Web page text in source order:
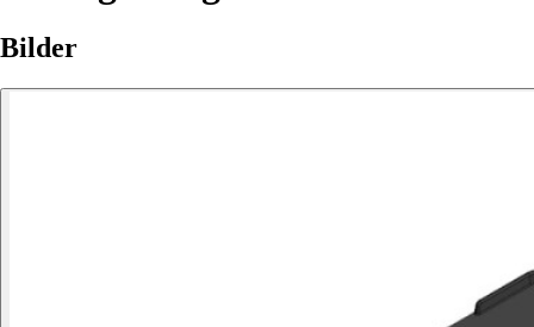
Bilder